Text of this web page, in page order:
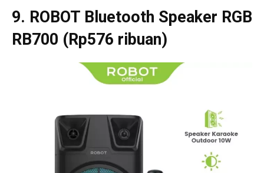
9. ROBOT Bluetooth Speaker RGB
RB700 (Rp576 ribuan)